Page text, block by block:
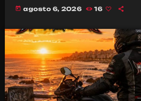
today agosto 6, 2026 16